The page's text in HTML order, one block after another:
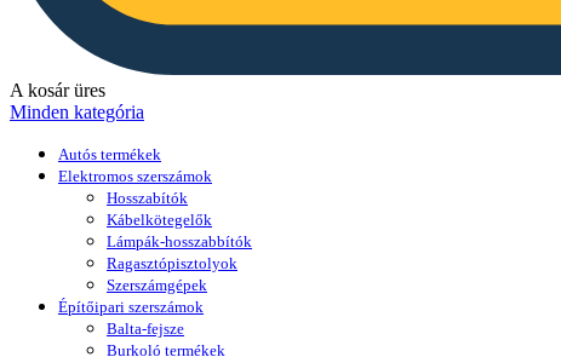
A kosár üres
Minden kategória
Autós termékek
Elektromos szerszámok
Hosszabítók
Kábelkötegelők
Lámpák-hosszabbítók
Ragasztópisztolyok
Szerszámgépek
Építőipari szerszámok
Balta-fejsze
Burkoló termékek